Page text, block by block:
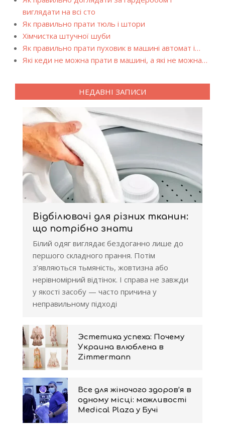
виглядати на всі сто
Як правильно прати тюль і штори
Хімчистка штучної шуби
Як правильно прати пуховик в машині автомат і…
Які кеди не можна прати в машині, а які не можна…
НЕДАВНІ ЗАПИСИ
Відбілювачі для різних тканин:
що потрібно знати
Білий одяг виглядає бездоганно лише до
першого складного прання. Потім
з’являються тьмяність, жовтизна або
нерівномірний відтінок. І справа не завжди
у якості засобу — часто причина у
неправильному підході
Эстетика успеха: Почему
Украина влюблена в
Zimmermann
Все для жіночого здоров’я в
одному місці: можливості
Medical Plaza у Бучі